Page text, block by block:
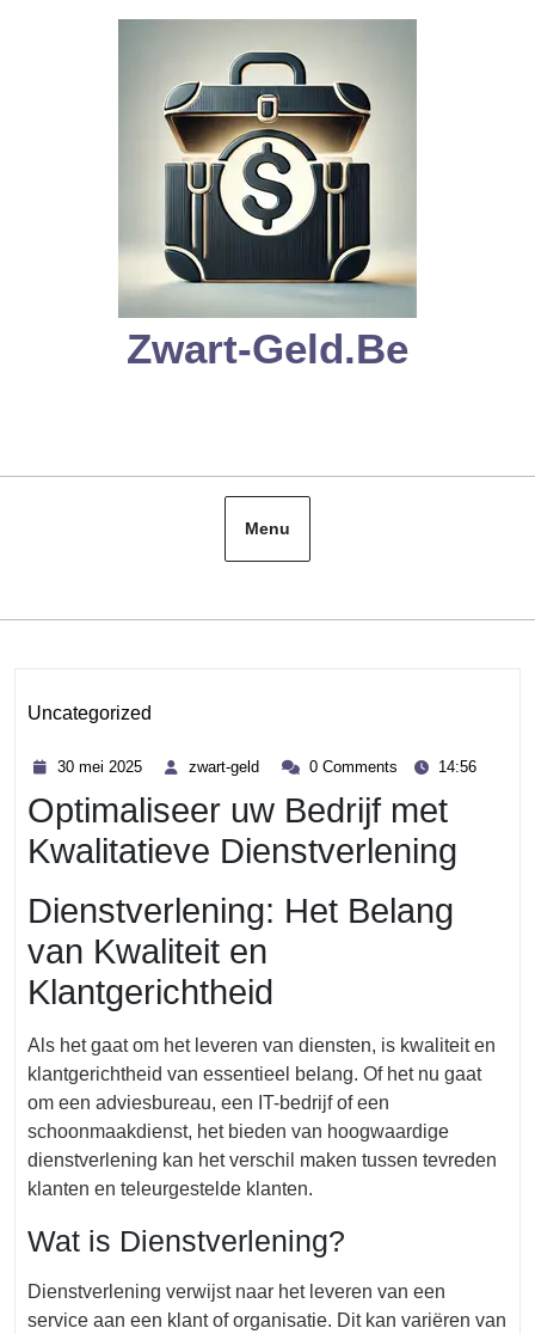
Zwart-Geld.be
Menu
Uncategorized
30 mei 2025
2025
zwart-geld
zwart- 0 Comments 14:56
Optimaliseer uw Bedrijf met
Kwalitatieve Dienstverlening
Dienstverlening: Het Belang
van Kwaliteit en
Klantgerichtheid
Als het gaat om het leveren van diensten, is kwaliteit en
klantgerichtheid van essentieel belang. Of het nu gaat
om een adviesbureau, een IT-bedrijf of een
schoonmaakdienst, het bieden van hoogwaardige
dienstverlening kan het verschil maken tussen tevreden
klanten en teleurgestelde klanten.
Wat is Dienstverlening?
Dienstverlening verwijst naar het leveren van een
service aan een klant of organisatie. Dit kan variëren van